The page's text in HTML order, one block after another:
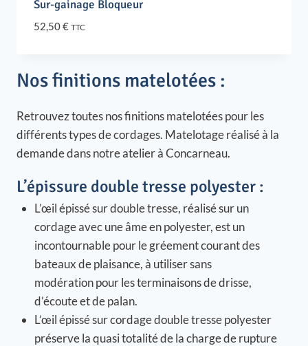
Sur-gainage Bloqueur
52,50€ TTC
Nos finitions matelotées :
Retrouvez toutes nos finitions matelotées pour les
différents types de cordages. Matelotage réalisé à la
demande dans notre atelier à Concarneau.
L’épissure double tresse polyester :
L’œil épissé sur double tresse, réalisé sur un
cordage avec une âme en polyester, est un
incontournable pour le gréement courant des
bateaux de plaisance, à utiliser sans
modération pour les terminaisons de drisse,
d’écoute et de palan.
L’œil épissé sur cordage double tresse polyester
préserve la quasi totalité de la charge de rupture